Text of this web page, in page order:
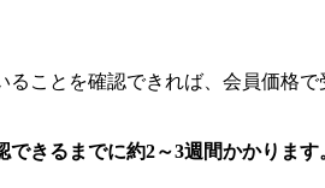
ことを確認できれば、会員価格で
できるまでに約2～3週間かかりま